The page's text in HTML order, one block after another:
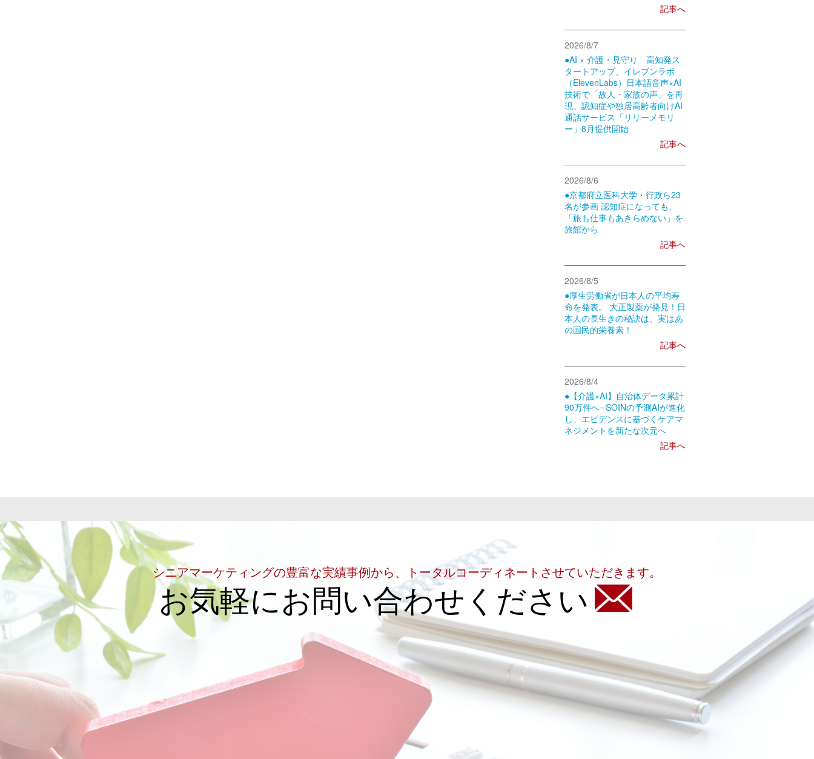
記事へ
2026/8/7
●AI × 介護・見守り 高知発ス
タートアップ、イレブンラボ
（ElevenLabs）日本語音声×AI
技術で「故人・家族の声」を再
現。認知症や独居高齢者向けAI
通話サービス「リリーメモリ
ー」8月提供開始
記事へ
2026/8/6
●京都府立医科大学・行政ら23
名が参画 認知症になっても、
「旅も仕事もあきらめない」を
旅館から
記事へ
2026/8/5
●厚生労働省が日本人の平均寿
命を発表。 大正製薬が発見！日
本人の長生きの秘訣は、実はあ
の国民的栄養素！
記事へ
2026/8/4
●【介護×AI】自治体データ累計
90万件へ─SOINの予測AIが進化
し、エビデンスに基づくケアマ
ネジメントを新たな次元へ
記事へ
シニアマーケティングの豊富な実績事例から、トータルコーディネートさせていただきます。
お気軽にお問い合わせください